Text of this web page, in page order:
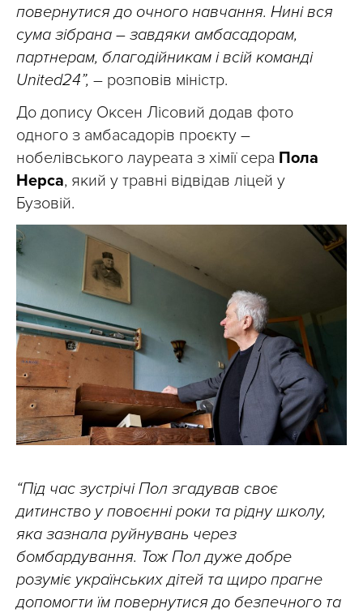
повернутися до очного навчання. Нині вся
сума зібрана – завдяки амбасадорам,
партнерам, благодійникам і всій команді
United24”, – розповів міністр.
До допису Оксен Лісовий додав фото
одного з амбасадорів проєкту –
нобелівського лауреата з хімії сера Пола
Нерса, який у травні відвідав ліцей у
Бузовій.
“Під час зустрічі Пол згадував своє
дитинство у повоєнні роки та рідну школу,
яка зазнала руйнувань через
бомбардування. Тож Пол дуже добре
розуміє українських дітей та щиро прагне
допомогти їм повернутися до безпечного та